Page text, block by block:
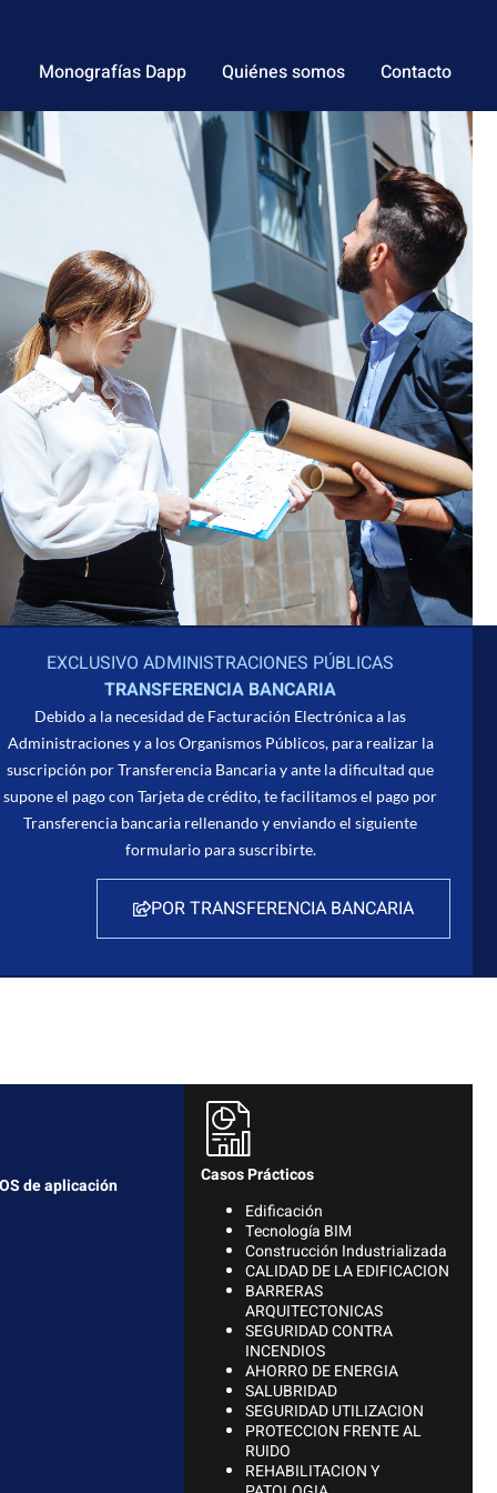
Monografías Dapp Quiénes somos Contacto
EXCLUSIVO ADMINISTRACIONES PÚBLICAS
TRANSFERENCIA BANCARIA
Debido a la necesidad de Facturación Electrónica a las
Administraciones y a los Organismos Públicos, para realizar la
suscripción por Transferencia Bancaria y ante la dificultad que
supone el pago con Tarjeta de crédito, te facilitamos el pago por
Transferencia bancaria rellenando y enviando el siguiente
formulario para suscribirte.
POR TRANSFERENCIA BANCARIA
de aplicación
Casos Prácticos
Edificación
Tecnología BIM
Construcción Industrializada
CALIDAD DE LA EDIFICACION
BARRERAS
ARQUITECTONICAS
SEGURIDAD CONTRA
INCENDIOS
AHORRO DE ENERGIA
SALUBRIDAD
SEGURIDAD UTILIZACION
PROTECCION FRENTE AL
RUIDO
REHABILITACION Y